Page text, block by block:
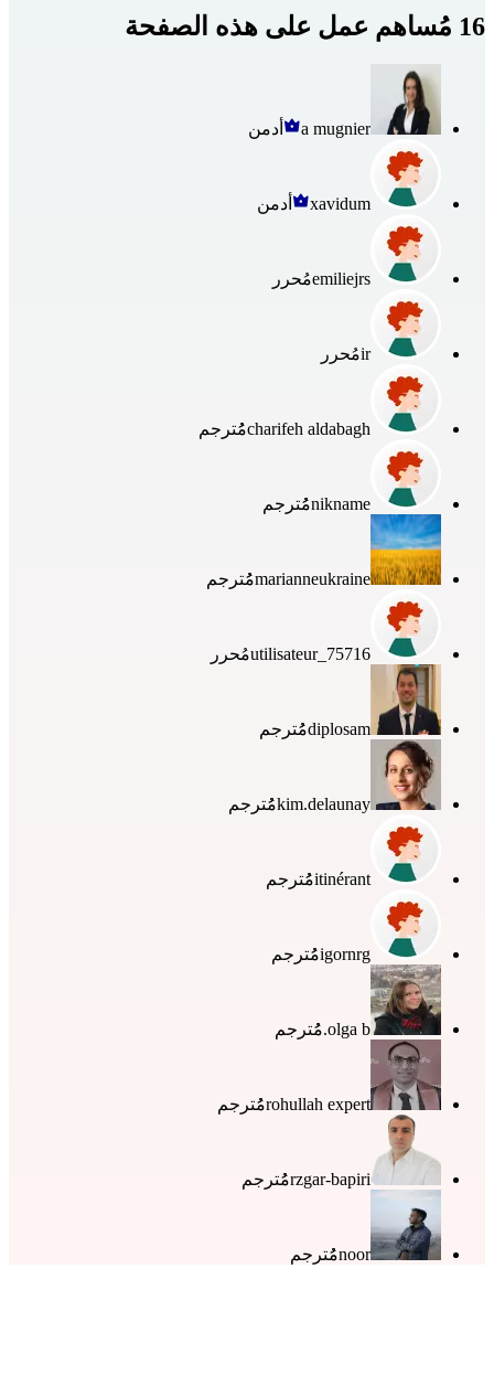
16 مُساهم عمل على هذه الصفحة
a mugnier أدمن
xavidum أدمن
emiliejrsمُحرر
irمُحرر
charifeh aldabaghمُُترجم
niknameمُُترجم
marianneukraineمُُترجم
utilisateur_75716مُحرر
diplosamمُُترجم
kim.delaunayمُُترجم
itinérantمُُترجم
igornrgمُُترجم
olga b. مُُترجم
rohullah expertمُُترجم
rzgar-bapiriمُُترجم
noorمُُترجم